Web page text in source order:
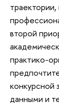
второй
практико-
конкурсной
данными и